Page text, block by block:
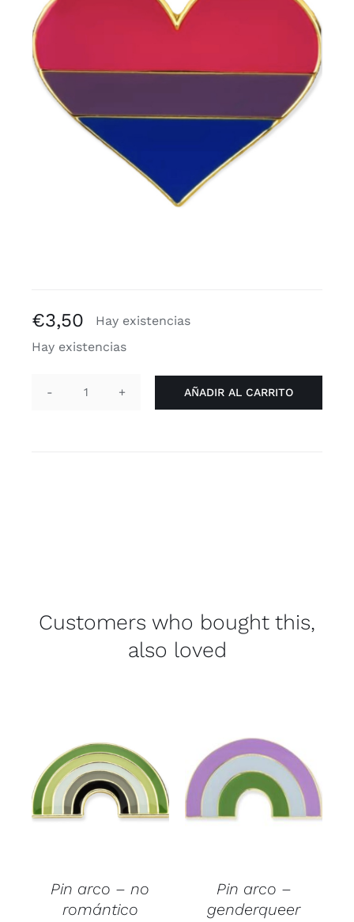
Blogs
€3,50
Hay existencias
Hay existencias
AÑADIR AL CARRITO
Customers who bought this,
also loved
Pin arco – no
romántico
Pin arco –
genderqueer